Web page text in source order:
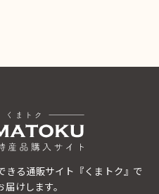
きる通販サイト『くまトク』で
けします。